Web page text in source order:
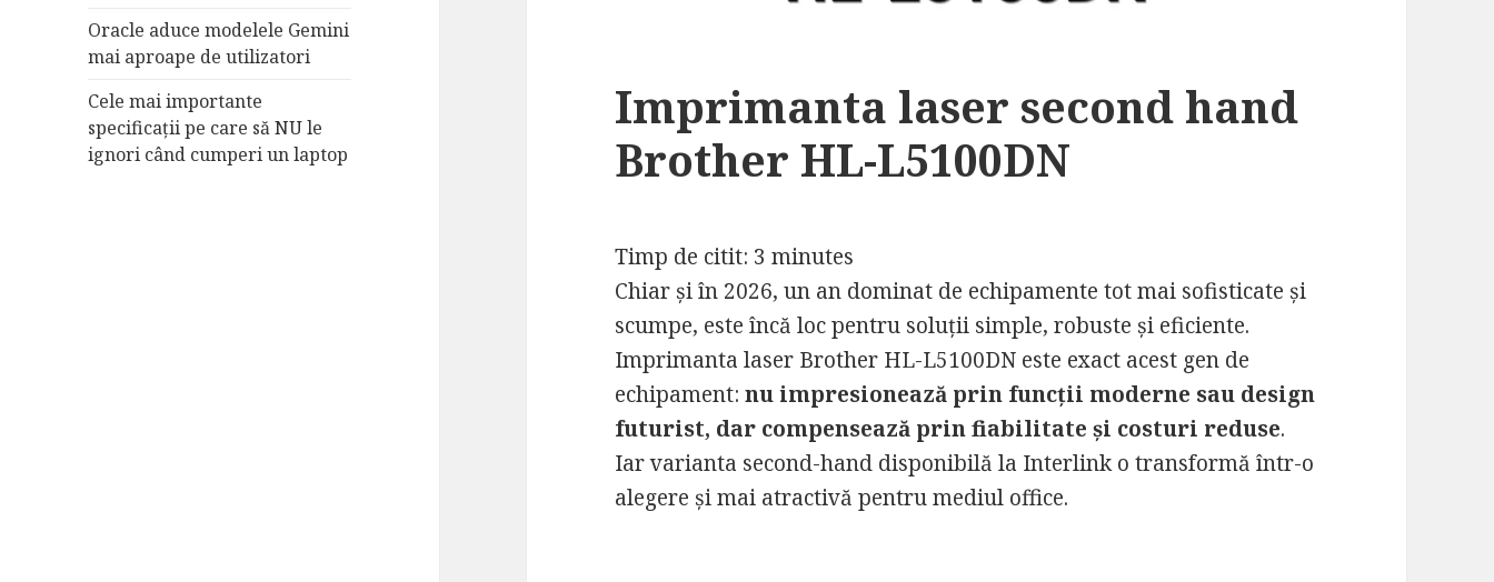
Oracle aduce modelele Gemini
mai aproape de utilizatori
Cele mai importante
specificații pe care să NU le
ignori când cumperi un laptop
Imprimanta laser second hand
Brother HL-L5100DN
Timp de citit: 3 minutes
Chiar și în 2026, un an dominat de echipamente tot mai sofisticate și
scumpe, este încă loc pentru soluții simple, robuste și eficiente.
Imprimanta laser Brother HL-L5100DN este exact acest gen de
echipament:nu impresionează prin funcții moderne sau design
futurist, dar compensează prin fiabilitate și costuri reduse.
Iar varianta second-hand disponibilă la Interlink o transformă într-o
alegere și mai atractivă pentru mediul office.